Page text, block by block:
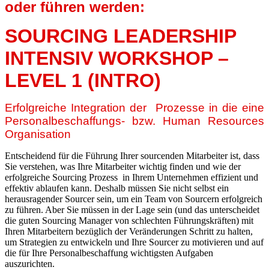
oder führen werden:
SOURCING LEADERSHIP
INTENSIV WORKSHOP –
LEVEL 1 (INTRO)
Erfolgreiche Integration der Prozesse in die eine
Personalbeschaffungs- bzw. Human Resources
Organisation
Entscheidend für die Führung Ihrer sourcenden Mitarbeiter ist, dass
Sie verstehen, was Ihre Mitarbeiter wichtig finden und wie der
erfolgreiche Sourcing Prozess in Ihrem Unternehmen effizient und
effektiv ablaufen kann. Deshalb müssen Sie nicht selbst ein
herausragender Sourcer sein, um ein Team von Sourcern erfolgreich
zu führen. Aber Sie müssen in der Lage sein (und das unterscheidet
die guten Sourcing Manager von schlechten Führungskräften) mit
Ihren Mitarbeitern bezüglich der Veränderungen Schritt zu halten,
um Strategien zu entwickeln und Ihre Sourcer zu motivieren und auf
die für Ihre Personalbeschaffung wichtigsten Aufgaben
auszurichten.